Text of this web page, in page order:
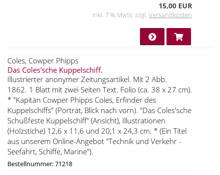
15,00 EUR
inkl. 7 % MwSt. zzgl.Versandkosten
Coles, Cowper Phipps
Das Coles'sche Kuppelschiff.
Illustrierter anonymer Zeitungsartikel. Mit 2 Abb.
1862. 1 Blatt mit zwei Seiten Text. Folio (ca. 38 x 27 cm).
* "Kapitän Cowper Phipps Coles, Erfinder des
Kuppelschiffs" (Porträt, Blick nach vorn). "Das Coles'sche
Schußfeste Kuppelschiff" (Ansicht), Illustrationen
(Holzstiche) 12,6 x 11,6 und 20,1 x 24,3 cm. * (Ein Titel
aus unserem Online-Angebot "Technik und Verkehr -
Seefahrt, Schiffe, Marine").
Bestellnummer: 71218